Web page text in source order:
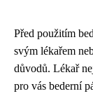
Před použitím
svým lékařem
důvodů. Lékař
pro vás bederní